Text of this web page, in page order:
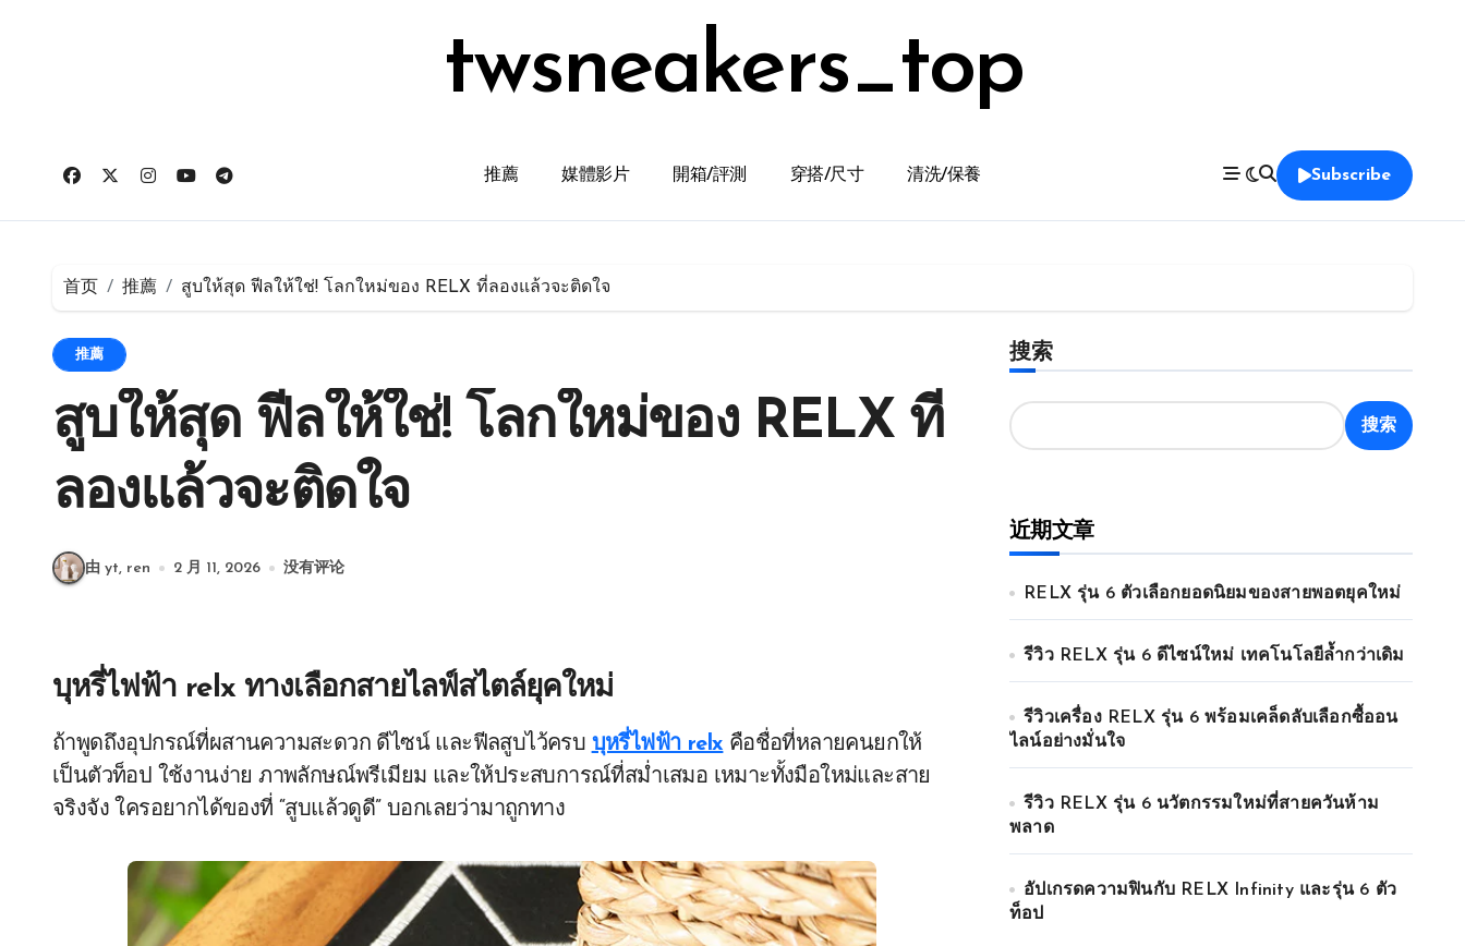
twsneakers_top
推薦 媒體影片 開箱/評測 穿搭/尺寸 清洗/保養 Subscribe
首页 推薦 สูบให้สุด ฟีลให้ใช่! โลกใหม่ของ RELX ที่ลองแล้วจะติดใจ
推薦
สูบให้สุด ฟีลให้ใช่! โลกใหม่ของ RELX ที่
ลองแล้วจะติดใจ
由 yt, ren 2 月 11, 2026 没有评论
บุหรี่ไฟฟ้า relx ทางเลือกสายไลฟ์สไตล์ยุคใหม่
ถ้าพูดถึงอุปกรณ์ที่ผสานความสะดวก ดีไซน์ และฟีลสูบไว้ครบ บุหรี่ไฟฟ้า relx คือชื่อที่หลายคนยกให้
เป็นตัวท็อป ใช้งานง่าย ภาพลักษณ์พรีเมียม และให้ประสบการณ์ที่สม่ำเสมอ เหมาะทั้งมือใหม่และสาย
จริงจัง ใครอยากได้ของที่ “สูบแล้วดูดี” บอกเลยว่ามาถูกทาง
搜索
搜索
近期文章
RELX รุ่น 6 ตัวเลือกยอดนิยมของสายพอตยุคใหม่
รีวิว RELX รุ่น 6 ดีไซน์ใหม่ เทคโนโลยีล้ำกว่าเดิม
รีวิวเครื่อง RELX รุ่น 6 พร้อมเคล็ดลับเลือกซื้ออน
ไลน์อย่างมั่นใจ
รีวิว RELX รุ่น 6 นวัตกรรมใหม่ที่สายควันห้าม
พลาด
อัปเกรดความฟินกับ RELX Infinity และรุ่น 6 ตัว
ท็อป